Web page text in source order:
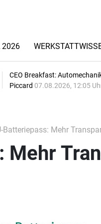
2026
CEO Breakfast:
Piccard 07.08.2026, 12:05
Batteriepass: Mehr
Mehr